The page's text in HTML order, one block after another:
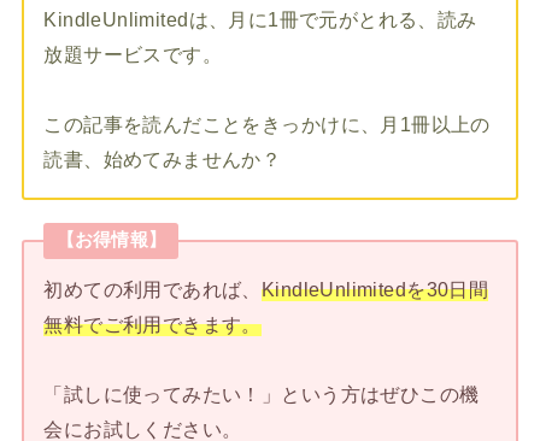
KindleUnlimitedは、月に1冊で元がとれる、読み
放題サービスです。
この記事を読んだことをきっかけに、月1冊以上の
読書、始めてみませんか？
【お得情報】
初めての利用であれば、 KindleUnlimitedを30日間
無料でご利用できます。
「試しに使ってみたい！」という方はぜひこの機
会にお試しください。